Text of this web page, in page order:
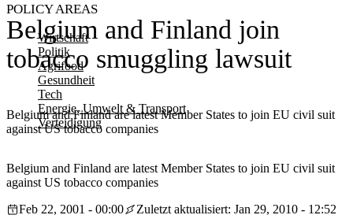
POLICY AREAS
Wirtschaft
Politik
Agrifood
Gesundheit
Tech
Energie, Umwelt & Transport
Verteidigung
Belgium and Finland join
tobacco smuggling lawsuit
Belgium and Finland are latest Member States to join EU civil suit
against US tobacco companies
Belgium and Finland are latest Member States to join EU civil suit
against US tobacco companies
Feb 22, 2001 - 00:00
Zuletzt aktualisiert: Jan 29, 2010 - 12:52